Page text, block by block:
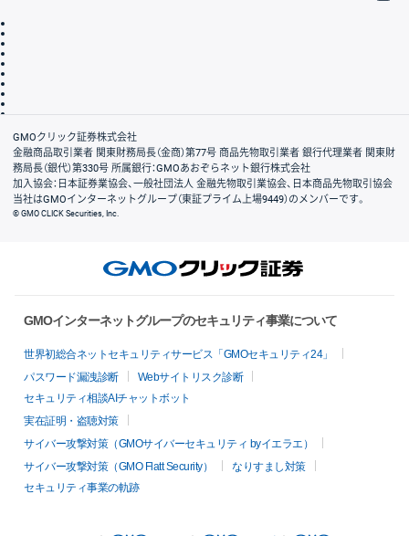
会社案内
GMOクリック証券株式会社
金融商品取引業者 関東財務局長（金商）第77号 商品先物取引業者 銀行代理業者 関東財
務局長（銀代）第330号 所属銀行：GMOあおぞらネット銀行株式会社
加入協会：日本証券業協会、一般社団法人 金融先物取引業協会、日本商品先物取引協会
当社はGMOインターネットグループ（東証プライム上場9449）のメンバーです。
© GMO CLICK Securities, Inc.
GMOインターネットグループのセキュリティ事業について
世界初総合ネットセキュリティサービス「GMOセキュリティ24」
パスワード漏洩診断
Webサイトリスク診断
セキュリティ相談AIチャットボット
実在証明・盗聴対策
サイバー攻撃対策（GMOサイバーセキュリティ byイエラエ）
サイバー攻撃対策（GMO Flatt Security）
なりすまし対策
セキュリティ事業の軌跡